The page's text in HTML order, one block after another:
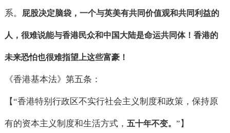
系。 屁股决定脑袋，一个与英美有共同价值观和共同利益的
人，很难说能与香港民众和中国大陆是命运共同体！香港的
未来恐怕也很难指望上这些富豪！
《香港基本法》第五条：
【“香港特别行政区不实行社会主义制度和政策，保持原
有的资本主义制度和生活方式， 五十年不变。 ”】